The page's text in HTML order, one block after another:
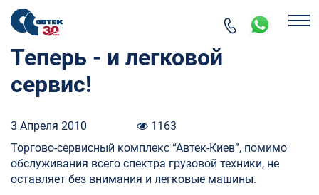
Теперь - и легковой
сервис!
3 Апреля 2010
1163
Торгово-сервисный комплекс “Автек-Киев”, помимо
обслуживания всего спектра грузовой техники, не
оставляет без внимания и легковые машины.